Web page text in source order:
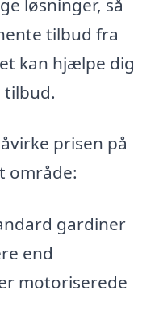
løsninger, så
tilbud fra
kan hjælpe dig
tilbud.
prisen på
område:
gardiner
end
motoriserede